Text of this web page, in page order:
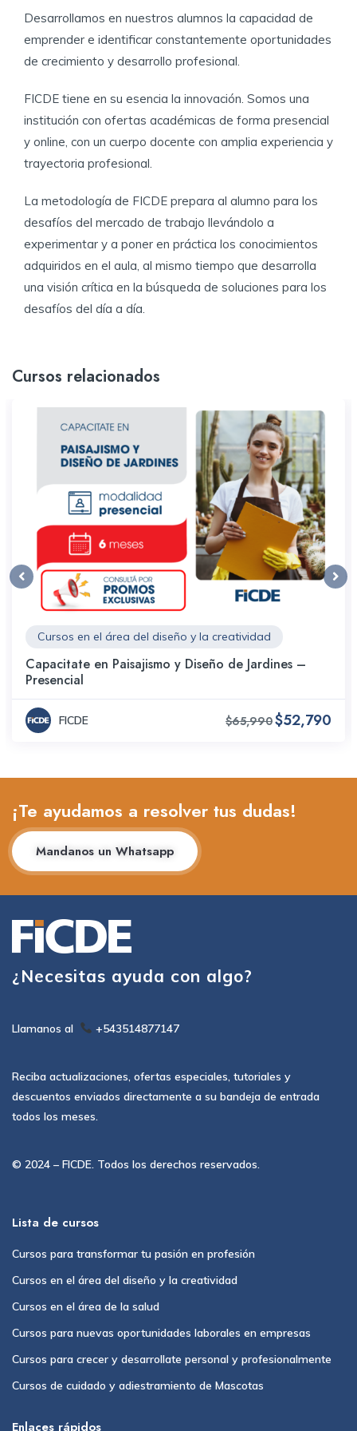
Stamping: Aplicación de foil metálico para efectos
visuales. ▪ Laminado y laca: Acabados para
protección y efectos brillantes o mate. ▪ Gofrado,
relieves y sectorizados: Creación de texturas
visuales y táctiles en productos gráficos.
Texto – Propiedades de texto: tipo, tamaño,
interlineado, y espaciado. – Adaptar texto a una
forma (envolver texto). – Crear texto con efectos:
Diseño de Elementos Gráficos – Transformar,
escalar, distorsionar y rotar objetos. – Uso de
máscaras de recorte y calco interactivo. – Diseñar
identidades visuales y piezas gráficas (tarjetas de
presentación, afiches, flyers y folletos).
​Desarrollamos en nuestros alumnos la capacidad de
emprender e identificar constantemente oportunidades
de crecimiento y desarrollo profesional.
​FICDE tiene en su esencia la innovación. Somos una
institución con ofertas académicas de forma presencial
y online, con un cuerpo docente con amplia experiencia y
trayectoria profesional.​​
​La metodología de FICDE prepara al alumno para los
desafíos del mercado de trabajo llevándolo a
experimentar y a poner en práctica los conocimientos
adquiridos en el aula, al mismo tiempo que desarrolla
una visión crítica en la búsqueda de soluciones para los
desafíos del día a día.​
Cursos relacionados
Cursos en el área del diseño y la creatividad
Capacitate en Paisajismo y Diseño de Jardines –
Presencial
FICDE $65,990$52,790
¡Te ayudamos a resolver tus dudas!
Mandanos un Whatsapp
¿Necesitas ayuda con algo?
Llamanos al +543514877147
Reciba actualizaciones, ofertas especiales, tutoriales y
descuentos enviados directamente a su bandeja de entrada
todos los meses.
© 2024 – FICDE. Todos los derechos reservados.
Lista de cursos
Cursos para transformar tu pasión en profesión
Cursos en el área del diseño y la creatividad
Cursos en el área de la salud
Cursos para nuevas oportunidades laborales en empresas
Cursos para crecer y desarrollate personal y profesionalmente
Cursos de cuidado y adiestramiento de Mascotas
Enlaces rápidos